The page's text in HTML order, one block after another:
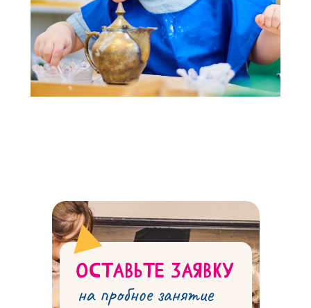
ОСТАВЬТЕ ЗАЯВКУ
на пробное занятие